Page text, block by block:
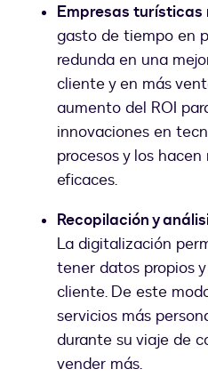
Empresas turísticas
gasto de tiempo en
redunda en una
cliente y en más
aumento del ROI
innovaciones en
procesos y los hacen
eficaces.
Recopilación y
La digitalización
tener datos propios
cliente. De este
servicios más
durante su viaje de
vender más.